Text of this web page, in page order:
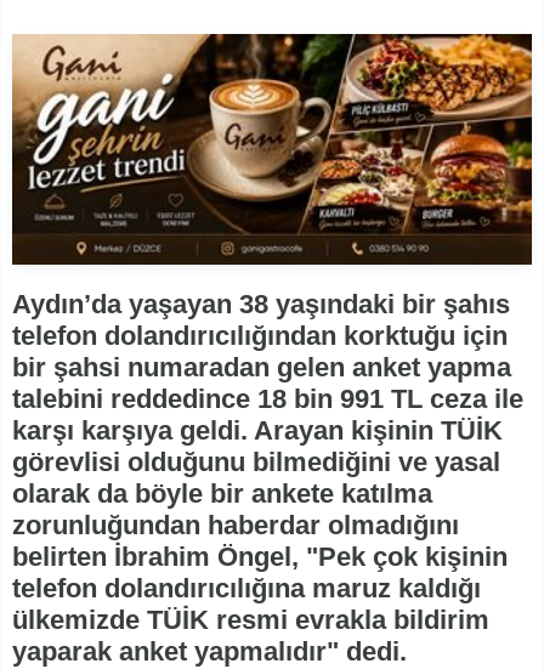
Aydın’da yaşayan 38 yaşındaki bir şahıs
telefon dolandırıcılığından korktuğu için
bir şahsi numaradan gelen anket yapma
talebini reddedince 18 bin 991 TL ceza ile
karşı karşıya geldi. Arayan kişinin TÜİK
görevlisi olduğunu bilmediğini ve yasal
olarak da böyle bir ankete katılma
zorunluğundan haberdar olmadığını
belirten İbrahim Öngel, "Pek çok kişinin
telefon dolandırıcılığına maruz kaldığı
ülkemizde TÜİK resmi evrakla bildirim
yaparak anket yapmalıdır" dedi.